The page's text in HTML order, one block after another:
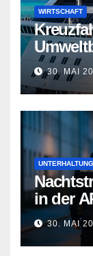
WIRTSCHAFT
Wege
30. MAI
UNTERHALTUNG
in der
30. MAI